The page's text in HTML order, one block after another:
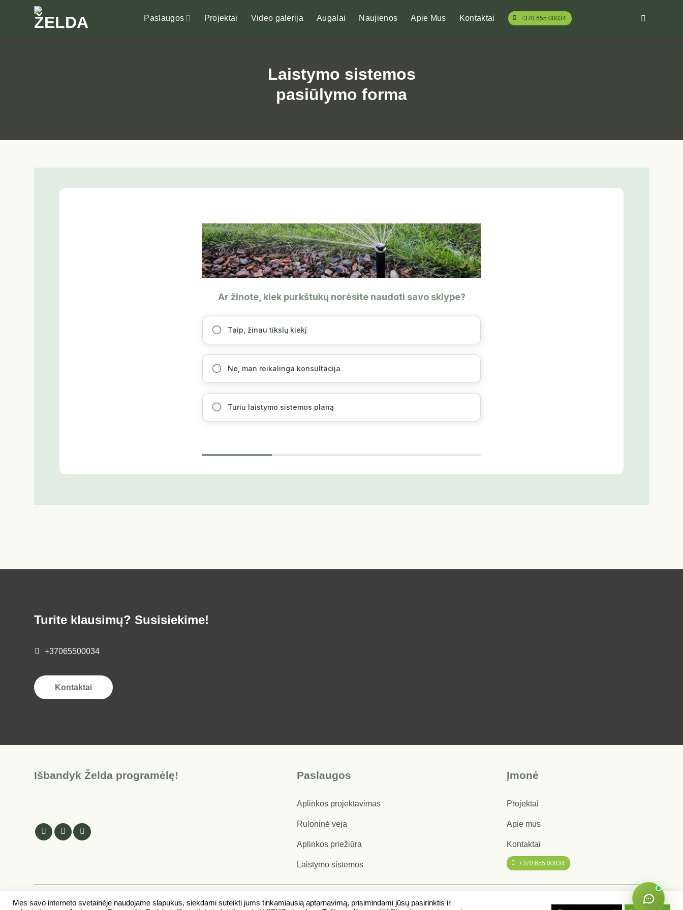
Paslaugos Projektai Video galerija Augalai Naujienos Apie Mus Kontaktai +370 655 00034
Laistymo sistemos
pasiūlymo forma
Turite klausimų? Susisiekime!
+37065500034
Kontaktai
Išbandyk Želda programėlę! Paslaugos
Aplinkos projektavimas
Ruloninė veja
Aplinkos priežiūra
Laistymo sistemos
Įmonė
Projektai
Apie mus
Kontaktai
+370 655 00034
Slapukų politika
Mes savo interneto svetainėje naudojame slapukus, siekdami suteikti jums tinkamiausią aptarnavimą, prisimindami jūsų pasirinktis ir